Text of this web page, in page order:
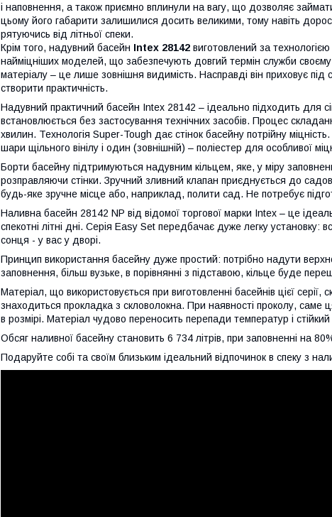
і наповнення, а також приємно вплинули на вагу, що дозволяє
цьому його габарити залишилися досить великими, тому навіть
рятуючись від літньої спеки.
Крім того, надувний басейн Intex 28142 виготовлений за
найміцніших моделей, що забезпечують довгий термін служби своєму
матеріалу – це лише зовнішня видимість. Насправді він приховує
створити практичність.
Надувний практичний басейн Intex 28142 – ідеально підходить для
встановлюється без застосування технічних засобів. Процес
хвилин. Технологія Super-Tough дає стінок басейну потрійну
шари щільного вінілу і один (зовнішній) – поліестер для особливої
Борти басейну підтримуються надувним кільцем, яке, у міру
розправляючи стінки. Зручний зливний клапан приєднується до
будь-яке зручне місце або, наприклад, полити сад. Не потребує
Наливна басейн 28142 NP від відомої торгової марки Intex – це
спекотні літні дні. Серія Easy Set передбачає дуже легку установку:
сонця - у вас у дворі.
Принцип використання басейну дуже простий: потрібно надути
заповнення, більш вузьке, в порівнянні з підставою, кільце буде
Матеріал, що використовується при виготовленні басейнів цієї
знаходиться прокладка з скловолокна. При наявності проколу, саме
в розмірі. Матеріал чудово переносить перепади температур і стійкий
Обсяг наливної басейну становить 6 734 літрів, при заповненні на
Подаруйте собі та своїм близьким ідеальний відпочинок в спеку з